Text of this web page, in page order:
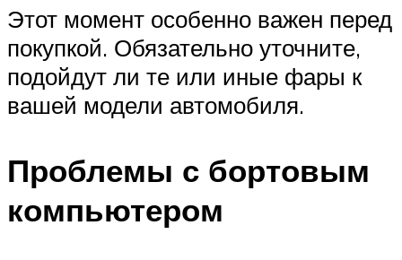
Этот момент особенно важен перед
покупкой. Обязательно уточните,
подойдут ли те или иные фары к
вашей модели автомобиля.
Проблемы с бортовым
компьютером